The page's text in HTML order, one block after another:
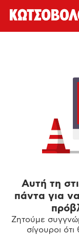
Αυτή τη
πάντα για
Ζητούμε
σίγουροι